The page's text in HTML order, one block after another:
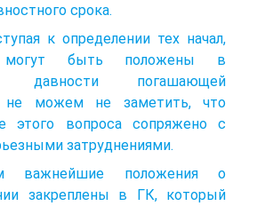
срока.
к определении тех начал,
могут быть положены в
давности погашающей
не можем не заметить, что
этого вопроса сопряжено с
затруднениями.
важнейшие положения о
закреплены в ГК, который